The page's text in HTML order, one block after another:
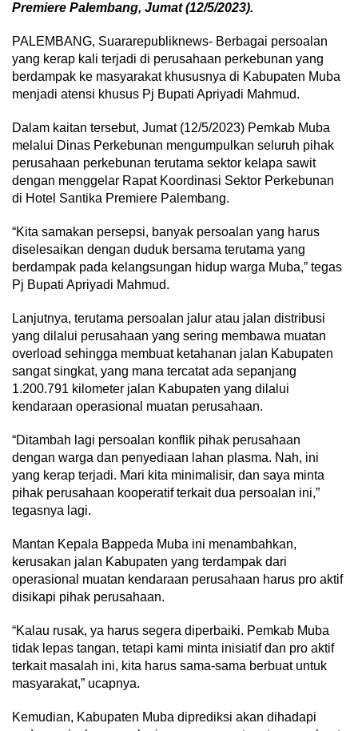
Premiere Palembang, Jumat (12/5/2023).
PALEMBANG, Suararepubliknews- Berbagai persoalan
yang kerap kali terjadi di perusahaan perkebunan yang
berdampak ke masyarakat khususnya di Kabupaten Muba
menjadi atensi khusus Pj Bupati Apriyadi Mahmud.
Dalam kaitan tersebut, Jumat (12/5/2023) Pemkab Muba
melalui Dinas Perkebunan mengumpulkan seluruh pihak
perusahaan perkebunan terutama sektor kelapa sawit
dengan menggelar Rapat Koordinasi Sektor Perkebunan
di Hotel Santika Premiere Palembang.
“Kita samakan persepsi, banyak persoalan yang harus
diselesaikan dengan duduk bersama terutama yang
berdampak pada kelangsungan hidup warga Muba,” tegas
Pj Bupati Apriyadi Mahmud.
Lanjutnya, terutama persoalan jalur atau jalan distribusi
yang dilalui perusahaan yang sering membawa muatan
overload sehingga membuat ketahanan jalan Kabupaten
sangat singkat, yang mana tercatat ada sepanjang
1.200.791 kilometer jalan Kabupaten yang dilalui
kendaraan operasional muatan perusahaan.
“Ditambah lagi persoalan konflik pihak perusahaan
dengan warga dan penyediaan lahan plasma. Nah, ini
yang kerap terjadi. Mari kita minimalisir, dan saya minta
pihak perusahaan kooperatif terkait dua persoalan ini,”
tegasnya lagi.
Mantan Kepala Bappeda Muba ini menambahkan,
kerusakan jalan Kabupaten yang terdampak dari
operasional muatan kendaraan perusahaan harus pro aktif
disikapi pihak perusahaan.
“Kalau rusak, ya harus segera diperbaiki. Pemkab Muba
tidak lepas tangan, tetapi kami minta inisiatif dan pro aktif
terkait masalah ini, kita harus sama-sama berbuat untuk
masyarakat,” ucapnya.
Kemudian, Kabupaten Muba diprediksi akan dihadapi